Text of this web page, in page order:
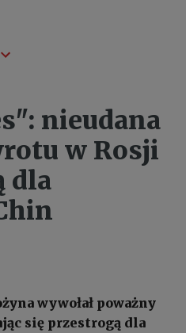
nieudana
w Rosji
dla
wywołał poważny
się przestrogą dla